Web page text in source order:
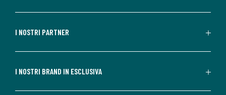
I NOSTRI PARTNER
I NOSTRI BRAND IN ESCLUSIVA